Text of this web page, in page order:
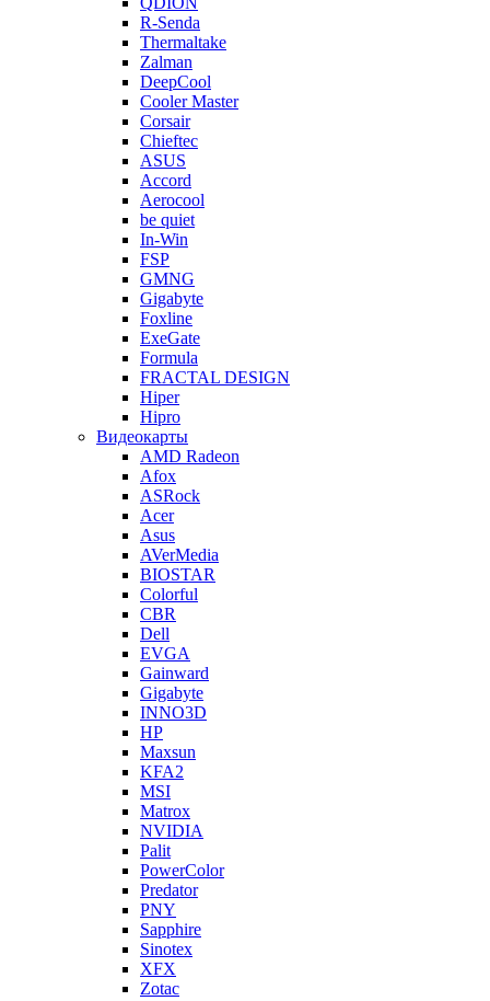
R-Senda
Thermaltake
Zalman
DeepCool
Cooler Master
Corsair
Chieftec
ASUS
Accord
Aerocool
be quiet
In-Win
FSP
GMNG
Gigabyte
Foxline
ExeGate
Formula
FRACTAL DESIGN
Hiper
Hipro
Видеокарты
AMD Radeon
Afox
ASRock
Acer
Asus
AVerMedia
BIOSTAR
Colorful
CBR
Dell
EVGA
Gainward
Gigabyte
INNO3D
HP
Maxsun
KFA2
MSI
Matrox
NVIDIA
Palit
PowerColor
Predator
PNY
Sapphire
Sinotex
XFX
Zotac